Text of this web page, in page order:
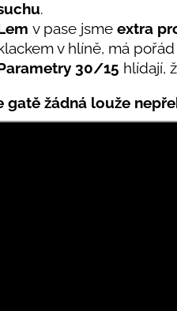
.
v pase jsme extra
v hlíně, má pořád
30/15 hlídají,
gatě žádná louže
435 Kč